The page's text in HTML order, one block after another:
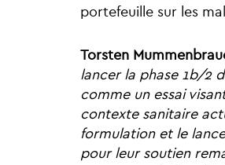
portefeuille sur les
Torsten
lancer la phase 1b/2
comme un essai
contexte sanitaire
formulation et le
pour leur soutien